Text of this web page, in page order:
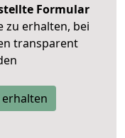
Formular
zu erhalten, bei
transparent